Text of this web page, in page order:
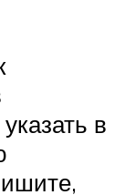
в